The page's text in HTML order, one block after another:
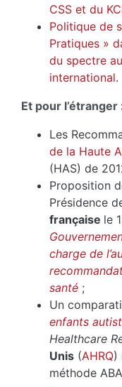
CSS et du
Politique de
Pratiques »
du spectre
international.
Et pour l’étranger
Les
de la Haute
(HAS) de
Proposition
Présidence
française le
charge de
santé ;
Un
enfants
Healthcare
Unis (AHRQ)
méthode